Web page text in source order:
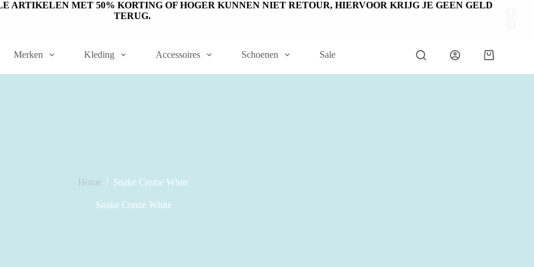
ARTIKELEN MET 50% KORTING OF HOGER KUNNEN NIET RETOUR, HIERVOOR KRIJG JE GEEN GELD
TERUG.
Merken Kleding Accessoires Schoenen Sale
Home / Snake Creme White
Snake Creme White